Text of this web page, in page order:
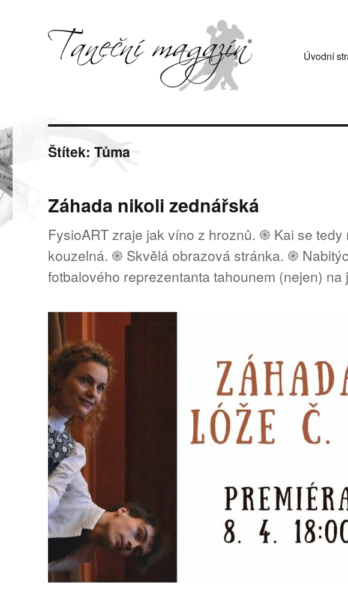
Úvodní
Štítek:Tůma
Záhada nikoli zednářská
FysioART zraje jak víno z hroznů. ֍ Kai se
kouzelná. ֍ Skvělá obrazová stránka. ֍
fotbalového reprezentanta tahounem (nejen)